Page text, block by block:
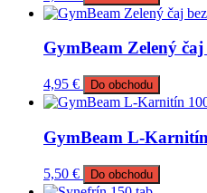
GymBeam Zelený
4,95 € Do obchodu
GymBeam L-
5,50 € Do obchodu